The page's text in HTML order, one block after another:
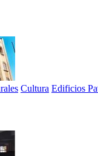
Cultura Edificios